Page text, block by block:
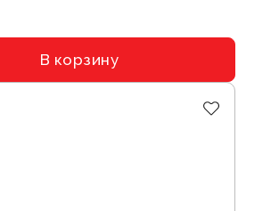
В корзину